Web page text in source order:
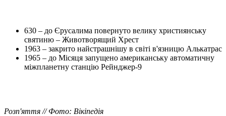
630 – до Єрусалима повернуто велику християнську
святиню – Животворящий Хрест
1963 – закрито найстрашнішу в світі в'язницю Алькатрас
1965 – до Місяця запущено американську автоматичну
міжпланетну станцію Рейнджер-9
Розп'яття // Фото: Вікіпедія